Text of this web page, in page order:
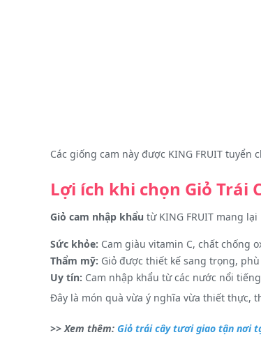
Các giống cam này được KING FRUIT
Lợi ích khi chọn Giỏ Trái
Giỏ cam nhập khẩu từ KING FRUIT mang
Sức khỏe: Cam giàu vitamin C, chất chống
Thẩm mỹ: Giỏ được thiết kế sang trọng,
Uy tín: Cam nhập khẩu từ các nước nổi
Đây là món quà vừa ý nghĩa vừa thiết thực,
>> Xem thêm: Giỏ trái cây tươi giao tận nơi